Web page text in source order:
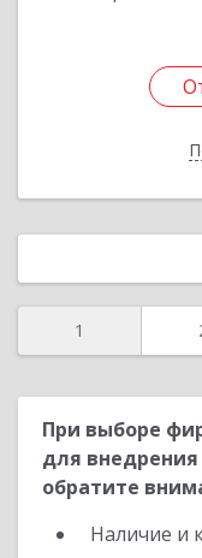
1
При выборе
для
обратите
Наличие и